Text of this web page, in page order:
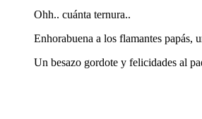
Ohh.. cuánta ternura..
Enhorabuena a los flamantes papás,
Un besazo gordote y felicidades al